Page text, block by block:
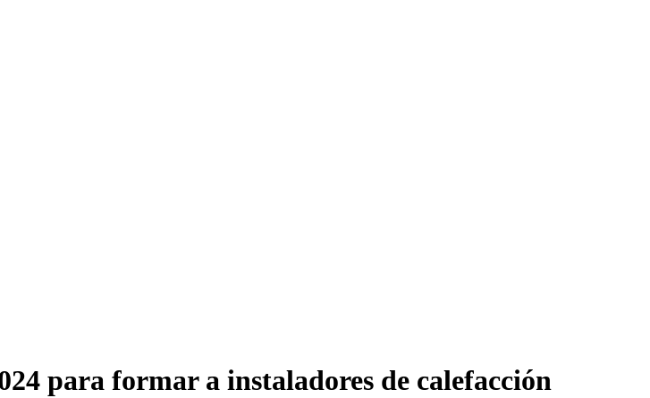
para formar a instaladores de calefacción